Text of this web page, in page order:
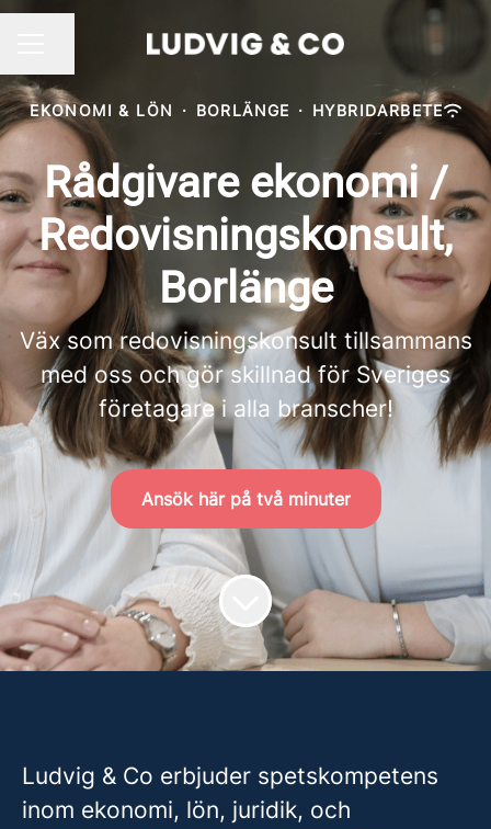
EKONOMI & LÖN · BORLÄNGE · HYBRIDARBETE
Rådgivare ekonomi /
Redovisningskonsult,
Borlänge
Väx som redovisningskonsult tillsammans
med oss och gör skillnad för Sveriges
företagare i alla branscher!
Ansök här på två minuter
Ludvig & Co erbjuder spetskompetens
inom ekonomi, lön, juridik, och